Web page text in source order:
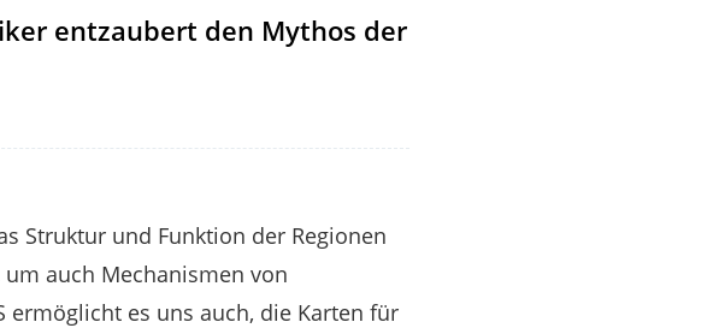
entzaubert den Mythos der
Struktur und Funktion der Regionen
auch Mechanismen von
ermöglicht es uns auch, die Karten für